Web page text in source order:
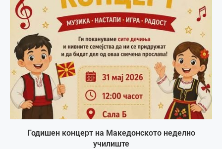
Годишен концерт на Македонското неделно
училиште